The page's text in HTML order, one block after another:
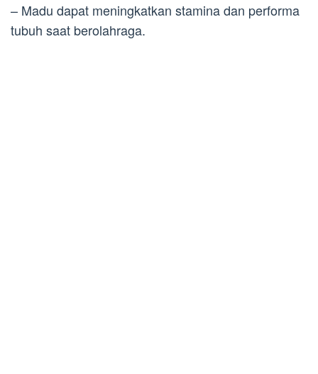
– Madu dapat meningkatkan stamina dan performa
tubuh saat berolahraga.